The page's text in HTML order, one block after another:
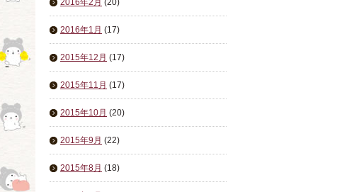
2016年2月 (20)
2016年1月 (17)
2015年12月 (17)
2015年11月 (17)
2015年10月 (20)
2015年9月 (22)
2015年8月 (18)